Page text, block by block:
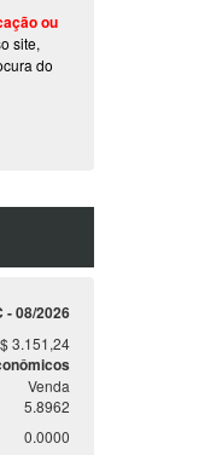
ou
site,
do
- 08/2026
3.151,24
Venda
5.8962
0.0000